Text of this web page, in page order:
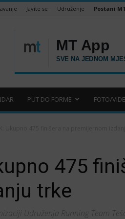
Javite se Udruženje Postani
PUT DO FORME FOTO/
475
trke
Udruženja Running Team